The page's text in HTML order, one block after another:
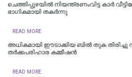
ചെത്തിപ്പുഴയിൽ നിയന്ത്രണംവിട്ട കാർ
ഭാഗികമായി തകർന്നു
READ MORE
അധികമായി ഈടാക്കിയ ബിൽ തുക
തർക്കപരിഹാര കമ്മീഷൻ
READ MORE